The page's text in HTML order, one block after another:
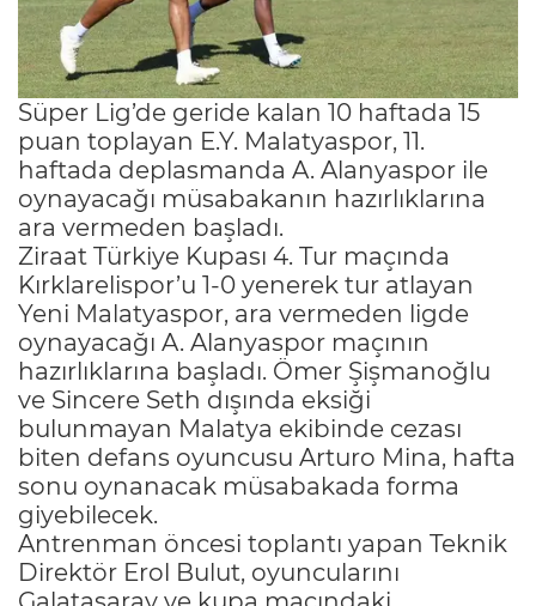
Süper Lig’de geride kalan 10 haftada 15
puan toplayan E.Y. Malatyaspor, 11.
haftada deplasmanda A. Alanyaspor ile
oynayacağı müsabakanın hazırlıklarına
ara vermeden başladı.
Ziraat Türkiye Kupası 4. Tur maçında
Kırklarelispor’u 1-0 yenerek tur atlayan
Yeni Malatyaspor, ara vermeden ligde
oynayacağı A. Alanyaspor maçının
hazırlıklarına başladı. Ömer Şişmanoğlu
ve Sincere Seth dışında eksiği
bulunmayan Malatya ekibinde cezası
biten defans oyuncusu Arturo Mina, hafta
sonu oynanacak müsabakada forma
giyebilecek.
Antrenman öncesi toplantı yapan Teknik
Direktör Erol Bulut, oyuncularını